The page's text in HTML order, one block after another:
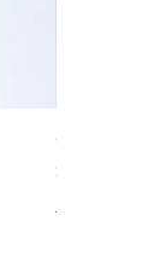
Collar
Precio
$ 242.000